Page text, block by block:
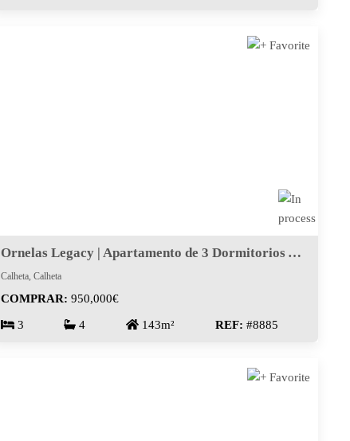
Ornelas Legacy | Apartamento de 3 Dormitorios Amueblado en Calheta
Calheta, Calheta
COMPRAR: 950,000€
3 4 143m² REF: #8885